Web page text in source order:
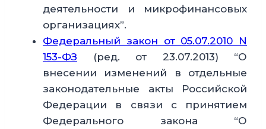
деятельности и микрофинансовых
организациях”.
Федеральный закон от 05.07.2010 N
153-ФЗ (ред. от 23.07.2013) “О
внесении изменений в отдельные
законодательные акты Российской
Федерации в связи с принятием
Федерального закона “О